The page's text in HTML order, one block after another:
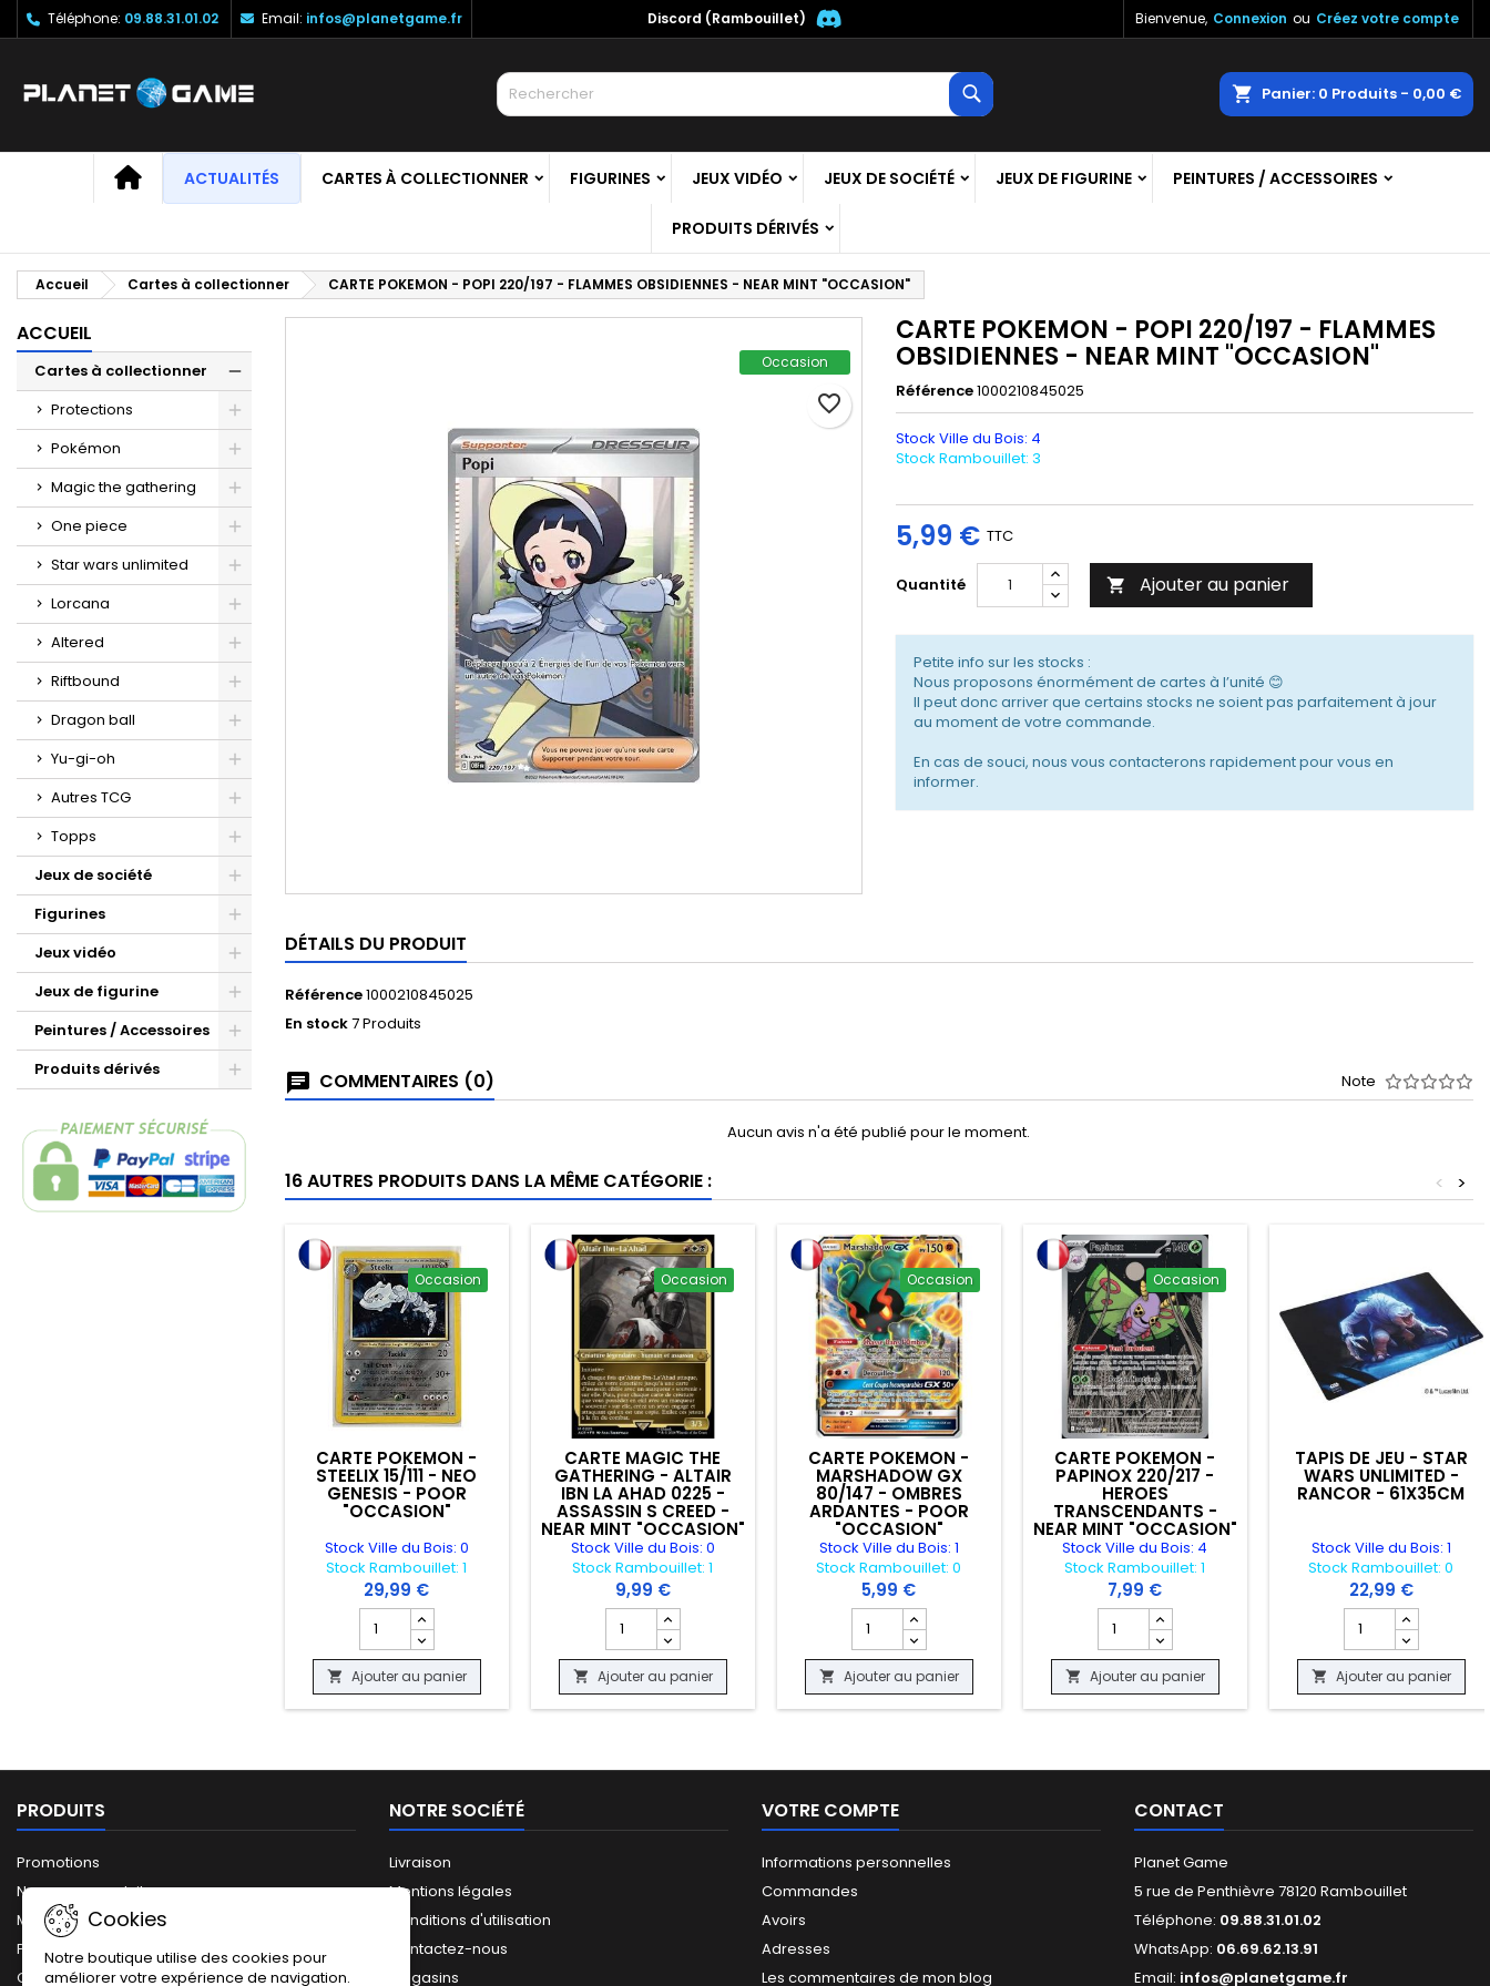
Téléphone: 09.88.31.01.02 Email: infos@planetgame.fr Discord (Rambouillet) Bienvenue, Connexion ou Créez votre compte
Panier 0 Produits - 0,00 €
ACCUEILACTUALITÉS CARTES À COLLECTIONNER FIGURINES JEUX VIDÉO JEUX DE SOCIÉTÉ JEUX DE FIGURINE PEINTURES / ACCESSOIRES
PRODUITS DÉRIVÉS
Accueil Cartes à collectionner CARTE POKEMON - POPI 220/197 - FLAMMES OBSIDIENNES - NEAR MINT "OCCASION"
ACCUEIL
Cartes à collectionner
Protections
Pokémon
Magic the gathering
One piece
Star wars unlimited
Lorcana
Altered
Riftbound
Dragon ball
Yu-gi-oh
Autres TCG
Topps
Jeux de société
Figurines
Jeux vidéo
Jeux de figurine
Peintures / Accessoires
Produits dérivés
Occasion
CARTE POKEMON - POPI 220/197 - FLAMMES
OBSIDIENNES - NEAR MINT "OCCASION"
Référence1000210845025
Stock Ville du Bois: 4
Stock Rambouillet: 3
5,99 € TTC
Quantité  Ajouter au panier
favorite_border
Petite info sur les stocks :
Nous proposons énormément de cartes à l’unité 😊
Il peut donc arriver que certains stocks ne soient pas parfaitement à jour
au moment de votre commande.
En cas de souci, nous vous contacterons rapidement pour vous en
informer.
DÉTAILS DU PRODUIT
Référence1000210845025
En stock7 Produits
COMMENTAIRES (0) Note
Aucun avis n'a été publié pour le moment.
16 AUTRES PRODUITS DANS LA MÊME CATÉGORIE : >
<
Occasion
CARTE POKEMON -
STEELIX 15/111 - NEO
GENESIS - POOR
"OCCASION"
Stock Ville du Bois: 0
Stock Rambouillet: 1
29,99 €
Champ quantité du produit CARTE POKEMON - STEELIX 15/111 - NEO GENESIS - POOR "OCCASION"
 Ajouter au panier
Occasion
CARTE MAGIC THE
GATHERING - ALTAIR
IBN LA AHAD 0225 -
ASSASSIN S CREED -
NEAR MINT "OCCASION"
Stock Ville du Bois: 0
Stock Rambouillet: 1
9,99 €
Champ quantité du produit CARTE MAGIC THE GATHERING - ALTAIR IBN LA AHAD 0225 - ASSASSIN S CREED - NEAR MINT
 Ajouter au panier
Occasion
CARTE POKEMON -
MARSHADOW GX
80/147 - OMBRES
ARDANTES - POOR
"OCCASION"
Stock Ville du Bois: 1
Stock Rambouillet: 0
5,99 €
Champ quantité du produit CARTE POKEMON - MARSHADOW GX 80/147 - OMBRES
 Ajouter au panier
Occasion
CARTE POKEMON -
PAPINOX 220/217 -
HEROES
TRANSCENDANTS -
NEAR MINT "OCCASION"
Stock Ville du Bois: 4
Stock Rambouillet: 1
7,99 €
Champ quantité du produit CARTE POKEMON -
 Ajouter au panier
TAPIS DE JEU - STAR
WARS UNLIMITED -
RANCOR - 61X35CM
Stock Ville du Bois: 1
Stock Rambouillet: 0
22,99 €
Champ quantité du
 Ajouter au panier
PRODUITS
Promotions
Nouveaux produits
Meilleures ventes
Plan du site
Catalogue complet
NOTRE SOCIÉTÉ
Livraison
Mentions légales
Conditions d'utilisation
Contactez-nous
Magasins
VOTRE COMPTE
Informations personnelles
Commandes
Avoirs
Adresses
Les commentaires de mon blog
CONTACT
Planet Game
5 rue de Penthièvre 78120 Rambouillet
Téléphone: 09.88.31.01.02
WhatsApp: 06.69.62.13.91
Email: infos@planetgame.fr
Mes listes ×
Créer une nouvelle liste
Créer une liste d'envies ×
Connexion ×
Vous devez être connecté pour ajouter des produits à votre liste
Cookies
Notre boutique utilise des cookies pour
améliorer votre expérience de navigation.